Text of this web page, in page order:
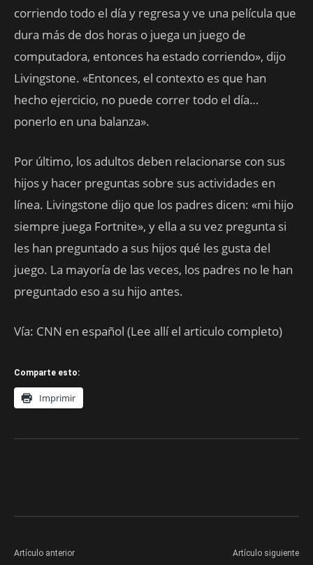
corriendo todo el día y regresa y ve una película que
dura más de dos horas o juega un juego de
computadora, entonces ha estado corriendo», dijo
Livingstone. «Entonces, el contexto es que han
hecho ejercicio, no puede correr todo el día…
ponerlo en una balanza».
Por último, los adultos deben relacionarse con sus
hijos y hacer preguntas sobre sus actividades en
línea. Livingstone dijo que los padres dicen: «mi hijo
siempre juega Fortnite», y ella a su vez pregunta si
les han preguntado a sus hijos qué les gusta del
juego. La mayoría de las veces, los padres no le han
preguntado eso a su hijo antes.
Vía: CNN en español (Lee allí el articulo completo)
Comparte esto:
Imprimir
Artículo anterior Artículo siguiente